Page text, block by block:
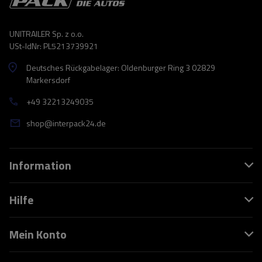
UNITRAILER Sp. z o.o.
USt-IdNr: PL5213739921
Deutsches Rückgabelager: Oldenburger Ring 3 02829
Markersdorf
+49 32213249035
shop@interpack24.de
Information
Hilfe
Mein Konto